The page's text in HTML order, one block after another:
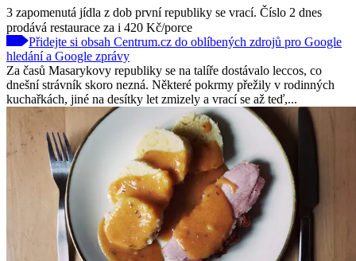
3 zapomenutá jídla z dob první republiky se vrací. Číslo 2 dnes
prodává restaurace za i 420 Kč/porce
Přidejte si obsah Centrum.cz do oblíbených zdrojů pro Google
hledání a Google zprávy
Za časů Masarykovy republiky se na talíře dostávalo leccos, co
dnešní strávník skoro nezná. Některé pokrmy přežily v rodinných
kuchařkách, jiné na desítky let zmizely a vrací se až teď,...